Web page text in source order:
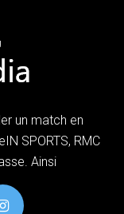
un match en
SPORTS, RMC
Ainsi